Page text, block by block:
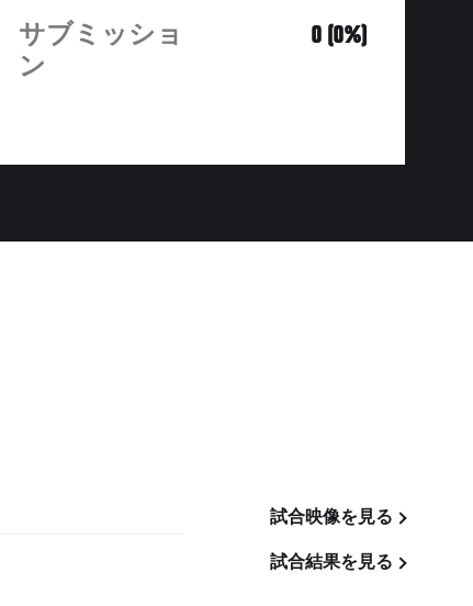
サブミッショ
ン
0 (0%)
試合映像を見る
試合結果を見る